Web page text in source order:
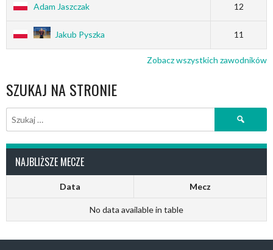
Adam Jaszczak 12
Jakub Pyszka 11
Zobacz wszystkich zawodników
SZUKAJ NA STRONIE
Szukaj:
NAJBLIŻSZE MECZE
Data Mecz
No data available in table